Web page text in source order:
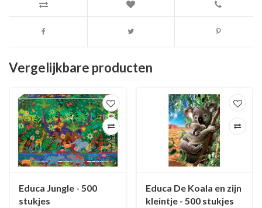
Vergelijkbare producten
Educa Jungle - 500
stukjes
Educa De Koala en zijn
kleintje - 500 stukjes